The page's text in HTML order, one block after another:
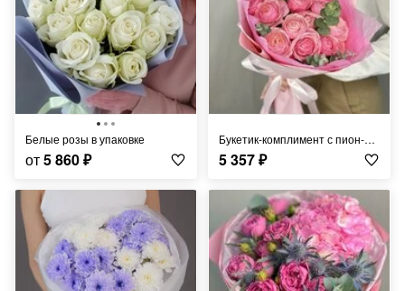
Белые розы в упаковке
от5 860₽
Букетик-комплимент с пион-розой
5 357₽